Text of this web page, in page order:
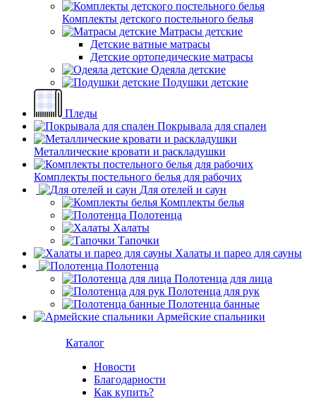
Комплекты детского постельного белья
Матрасы детские
Детские ватные матрасы
Детские ортопедические матрасы
Одеяла детские
Подушки детские
Пледы
Покрывала для спален
Металлические кровати и раскладушки
Комплекты постельного белья для рабочих
Для отелей и саун
Комплекты белья
Полотенца
Халаты
Тапочки
Халаты и парео для сауны
Полотенца
Полотенца для лица
Полотенца для рук
Полотенца банные
Армейские спальники
Каталог
Новости
Благодарности
Как купить?